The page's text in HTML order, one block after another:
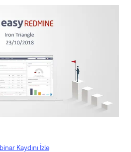
Kaydını İzle